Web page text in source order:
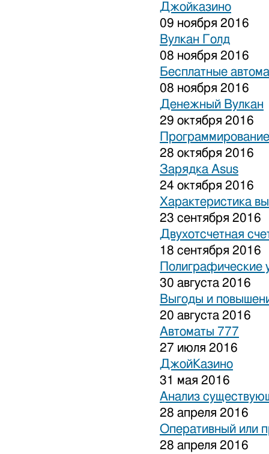
Джойказино
09 ноября 2016
Вулкан Голд
08 ноября 2016
Бесплатные
08 ноября 2016
Денежный Вулкан
29 октября 2016
28 октября 2016
Зарядка Asus
24 октября 2016
Характеристика
23 сентября 2016
Двухотсчетная
18 сентября 2016
Полиграфические
30 августа 2016
Выгоды и
20 августа 2016
Автоматы 777
27 июля 2016
ДжойКазино
31 мая 2016
Анализ
28 апреля 2016
Оперативный или
28 апреля 2016